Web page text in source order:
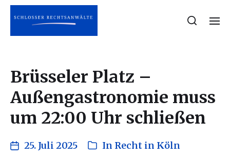
Brüsseler Platz –
Außengastronomie muss
um 22:00 Uhr schließen
25. Juli 2025 In Recht in Köln